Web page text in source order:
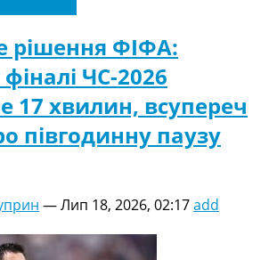
рішення ФІФА:
ЧС-2026
17 хвилин, всупереч
півгодинну паузу
—Лип 18, 2026, 02:17add